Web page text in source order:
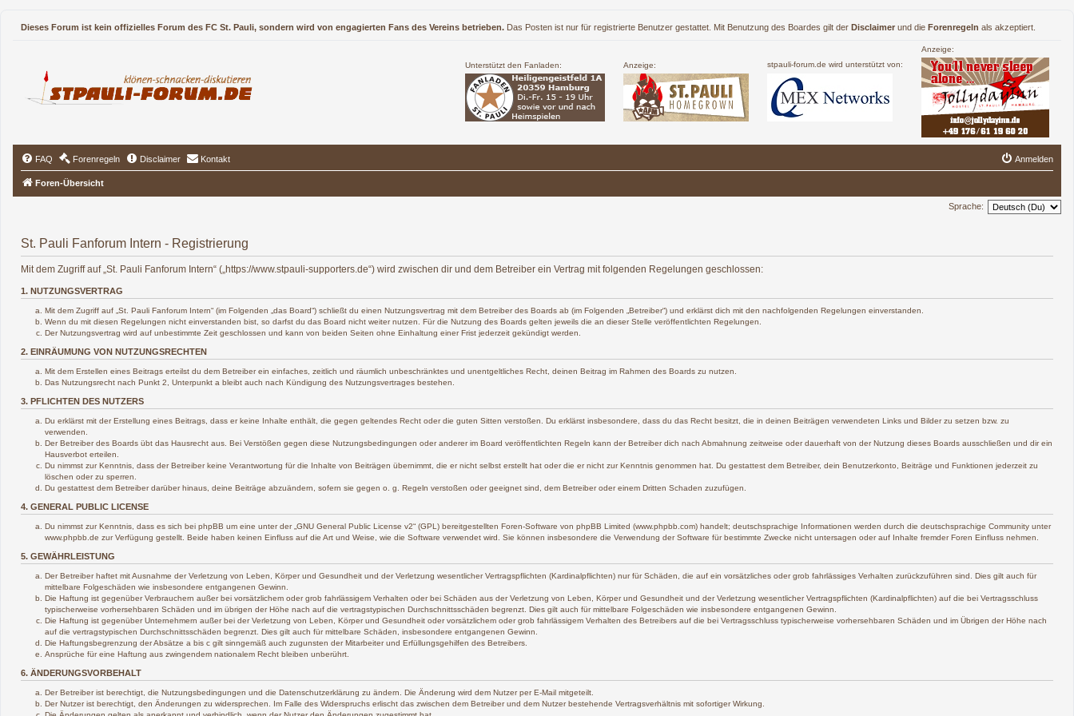
Dieses Forum ist kein offizielles Forum des FC St. Pauli, sondern wird von engagierten Fans des Vereins betrieben. Das Posten ist nur für registrierte Benutzer gestattet. Mit Benutzung des Boardes gilt der Disclaimer und die Forenregeln als akzeptiert.
Unterstützt den Fanladen: Anzeige: stpauli-forum.de wird unterstützt von:
Anzeige:
FAQ Forenregeln Disclaimer Kontakt Anmelden
Foren-Übersicht
Sprache:
St. Pauli Fanforum Intern - Registrierung
Mit dem Zugriff auf „St. Pauli Fanforum Intern“ („https://www.stpauli-supporters.de“) wird zwischen dir und dem Betreiber ein Vertrag mit folgenden Regelungen geschlossen:
1. NUTZUNGSVERTRAG
Mit dem Zugriff auf „St. Pauli Fanforum Intern“ (im Folgenden „das Board“) schließt du einen Nutzungsvertrag mit dem Betreiber des Boards ab (im Folgenden „Betreiber“) und erklärst dich mit den nachfolgenden Regelungen einverstanden.
Wenn du mit diesen Regelungen nicht einverstanden bist, so darfst du das Board nicht weiter nutzen. Für die Nutzung des Boards gelten jeweils die an dieser Stelle veröffentlichten Regelungen.
Der Nutzungsvertrag wird auf unbestimmte Zeit geschlossen und kann von beiden Seiten ohne Einhaltung einer Frist jederzeit gekündigt werden.
2. EINRÄUMUNG VON NUTZUNGSRECHTEN
Mit dem Erstellen eines Beitrags erteilst du dem Betreiber ein einfaches, zeitlich und räumlich unbeschränktes und unentgeltliches Recht, deinen Beitrag im Rahmen des Boards zu nutzen.
Das Nutzungsrecht nach Punkt 2, Unterpunkt a bleibt auch nach Kündigung des Nutzungsvertrages bestehen.
3. PFLICHTEN DES NUTZERS
Du erklärst mit der Erstellung eines Beitrags, dass er keine Inhalte enthält, die gegen geltendes Recht oder die guten Sitten verstoßen. Du erklärst insbesondere, dass du das Recht besitzt, die in deinen Beiträgen verwendeten Links und Bilder zu setzen bzw. zu
verwenden.
Der Betreiber des Boards übt das Hausrecht aus. Bei Verstößen gegen diese Nutzungsbedingungen oder anderer im Board veröffentlichten Regeln kann der Betreiber dich nach Abmahnung zeitweise oder dauerhaft von der Nutzung dieses Boards ausschließen und dir ein
Hausverbot erteilen.
Du nimmst zur Kenntnis, dass der Betreiber keine Verantwortung für die Inhalte von Beiträgen übernimmt, die er nicht selbst erstellt hat oder die er nicht zur Kenntnis genommen hat. Du gestattest dem Betreiber, dein Benutzerkonto, Beiträge und Funktionen jederzeit zu
löschen oder zu sperren.
Du gestattest dem Betreiber darüber hinaus, deine Beiträge abzuändern, sofern sie gegen o. g. Regeln verstoßen oder geeignet sind, dem Betreiber oder einem Dritten Schaden zuzufügen.
4. GENERAL PUBLIC LICENSE
Du nimmst zur Kenntnis, dass es sich bei phpBB um eine unter der „ GNU General Public License v2“ (GPL) bereitgestellten Foren-Software von phpBB Limited (www.phpbb.com) handelt; deutschsprachige Informationen werden durch die deutschsprachige Community unter
www.phpbb.de zur Verfügung gestellt. Beide haben keinen Einfluss auf die Art und Weise, wie die Software verwendet wird. Sie können insbesondere die Verwendung der Software für bestimmte Zwecke nicht untersagen oder auf Inhalte fremder Foren Einfluss nehmen.
5. GEWÄHRLEISTUNG
Der Betreiber haftet mit Ausnahme der Verletzung von Leben, Körper und Gesundheit und der Verletzung wesentlicher Vertragspflichten (Kardinalpflichten) nur für Schäden, die auf ein vorsätzliches oder grob fahrlässiges Verhalten zurückzuführen sind. Dies gilt auch für
mittelbare Folgeschäden wie insbesondere entgangenen Gewinn.
Die Haftung ist gegenüber Verbrauchern außer bei vorsätzlichem oder grob fahrlässigem Verhalten oder bei Schäden aus der Verletzung von Leben, Körper und Gesundheit und der Verletzung wesentlicher Vertragspflichten (Kardinalpflichten) auf die bei Vertragsschluss
typischerweise vorhersehbaren Schäden und im übrigen der Höhe nach auf die vertragstypischen Durchschnittsschäden begrenzt. Dies gilt auch für mittelbare Folgeschäden wie insbesondere entgangenen Gewinn.
Die Haftung ist gegenüber Unternehmern außer bei der Verletzung von Leben, Körper und Gesundheit oder vorsätzlichem oder grob fahrlässigem Verhalten des Betreibers auf die bei Vertragsschluss typischerweise vorhersehbaren Schäden und im Übrigen der Höhe nach
auf die vertragstypischen Durchschnittsschäden begrenzt. Dies gilt auch für mittelbare Schäden, insbesondere entgangenen Gewinn.
Die Haftungsbegrenzung der Absätze a bis c gilt sinngemäß auch zugunsten der Mitarbeiter und Erfüllungsgehilfen des Betreibers.
Ansprüche für eine Haftung aus zwingendem nationalem Recht bleiben unberührt.
6. ÄNDERUNGSVORBEHALT
Der Betreiber ist berechtigt, die Nutzungsbedingungen und die Datenschutzerklärung zu ändern. Die Änderung wird dem Nutzer per E-Mail mitgeteilt.
Der Nutzer ist berechtigt, den Änderungen zu widersprechen. Im Falle des Widerspruchs erlischt das zwischen dem Betreiber und dem Nutzer bestehende Vertragsverhältnis mit sofortiger Wirkung.